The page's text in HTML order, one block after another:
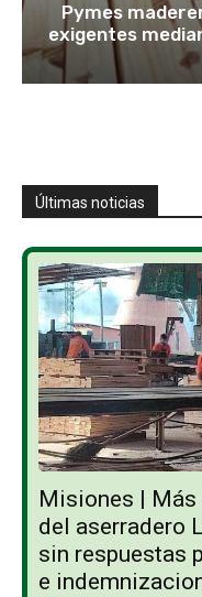
Pymes
exigentes
Últimas noticias
Misiones | Más
del aserradero
sin respuestas
e